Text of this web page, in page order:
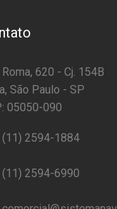
Roma, 620 - Cj. 154B
São Paulo - SP
05050-090
(11) 2594-1884
(11) 2594-6990